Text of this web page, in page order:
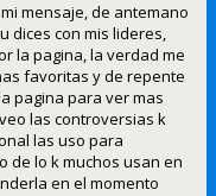
mensaje, de antemano
dices con mis lideres,
la pagina, la verdad me
favoritas y de repente
pagina para ver mas
las controversias k
las uso para
de lo k muchos usan en
en el momento